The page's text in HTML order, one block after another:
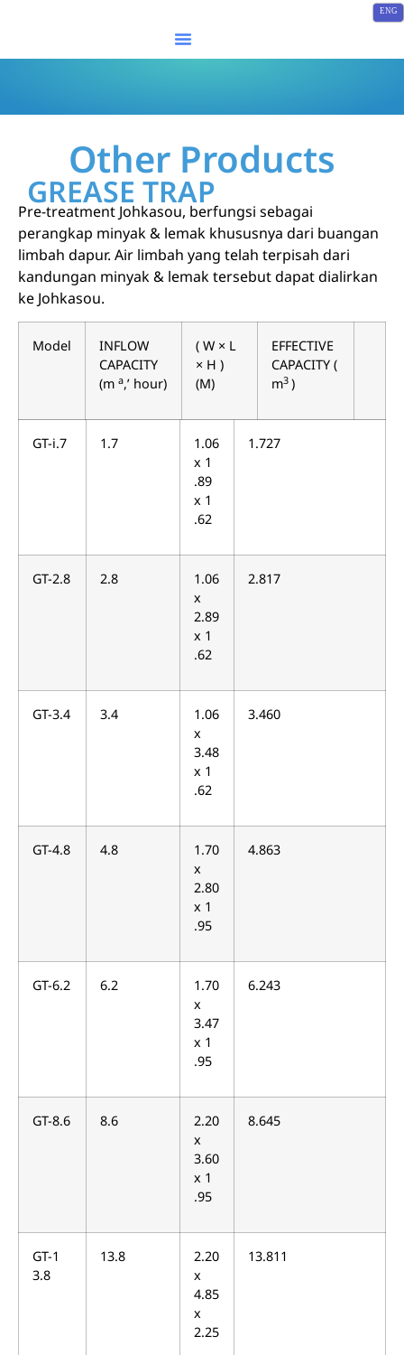
ENG
Other Products
GREASE TRAP
Pre-treatment Johkasou, berfungsi sebagai
perangkap minyak & lemak khususnya dari buangan
limbah dapur. Air limbah yang telah terpisah dari
kandungan minyak & lemak tersebut dapat dialirkan
ke Johkasou.
Model
INFLOW
CAPACITY
(m a,’ hour)
( W × L
× H )
(M)
EFFECTIVE
CAPACITY (
m3 )
GT-i.7 1.7
1.06
x 1
.89
x 1
.62
1.727
GT-2.8 2.8
1.06
x
2.89
x 1
.62
2.817
GT-3.4 3.4
1.06
x
3.48
x 1
.62
3.460
GT-4.8 4.8
1.70
x
2.80
x 1
.95
4.863
GT-6.2 6.2
1.70
x
3.47
x 1
.95
6.243
GT-8.6 8.6
2.20
x
3.60
x 1
.95
8.645
GT-1
3.8
13.8
2.20
x
4.85
x
2.25
13.811